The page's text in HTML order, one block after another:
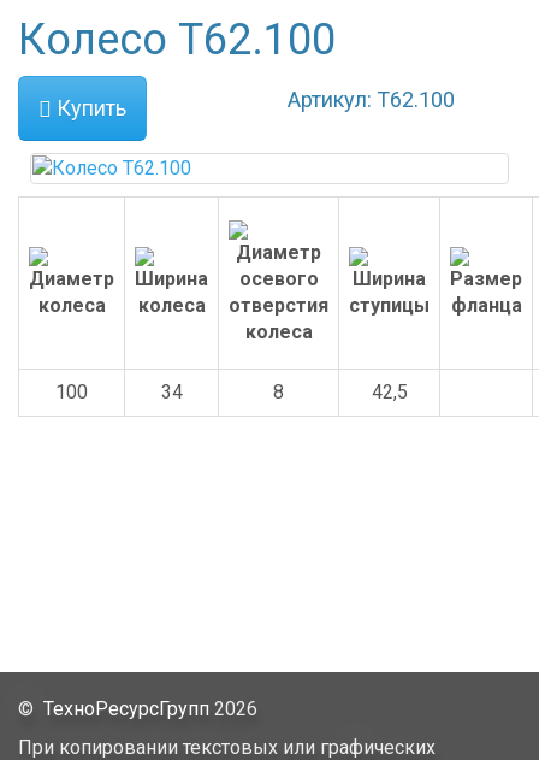
Колесо Т62.100
Купить Артикул: Т62.100
100 34 8 42,5
© ТехноРесурсГрупп 2026
При копировании текстовых или графических